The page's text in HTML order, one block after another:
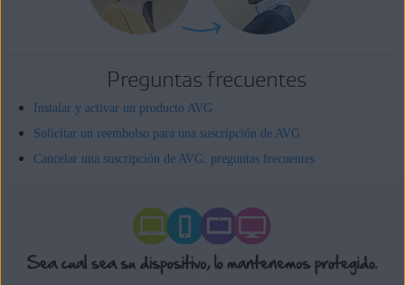
Preguntas frecuentes
Instalar y activar un producto AVG
Solicitar un reembolso para una suscripción de AVG
Cancelar una suscripción de AVG: preguntas frecuentes